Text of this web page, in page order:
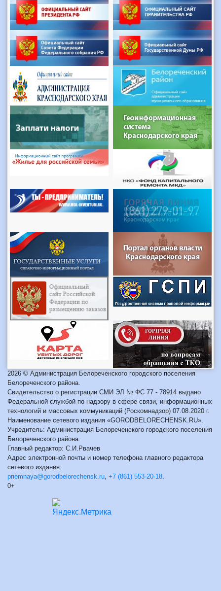
2026 © Администрация Белореченского городского поселения
Белореченского района.
Свидетельство о регистрации СМИ ЭЛ № ФС 77 - 78914 выдано
Федеральной службой по надзору в сфере связи, информационных
технологий и массовых коммуникаций (Роскомнадзор) 07.08.2020 г.
Наименование сетевого издания «GORODBELORECHENSK.RU».
Учредитель: Администрация Белореченского городского поселения
Белореченского района.
Главный редактор: С.И.Рвачев
Адрес электронной почты и номер телефона главного редактора
сетевого издания:
priemnaya@gorodbelorechensk.ru +7 (861) 553-20-18
0+